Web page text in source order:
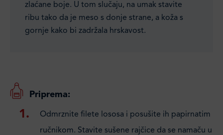
zlaćane boje. U tom slučaju, na umak stavite
ribu tako da je meso s donje strane, a koža s
gornje kako bi zadržala hrskavost.
Priprema:
Odmrznite filete lososa i posušite ih papirnatim
ručnikom. Stavite sušene rajčice da se namaču u